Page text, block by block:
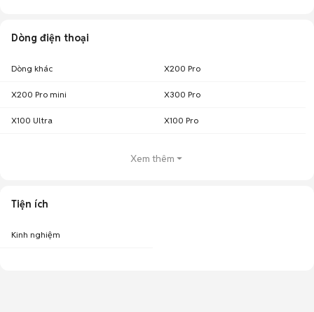
Dòng điện thoại
Dòng khác X200 Pro
X200 Pro mini X300 Pro
X100 Ultra X100 Pro
Xem thêm
Tiện ích
Kinh nghiệm